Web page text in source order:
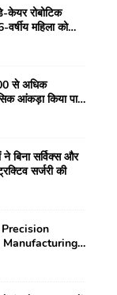
केयर रोबोटिक
महिला को
से अधिक
आंकड़ा किया पार,
अग्रणी पहचान
बिना सर्विक्स और
सर्जरी की
Manufacturing's